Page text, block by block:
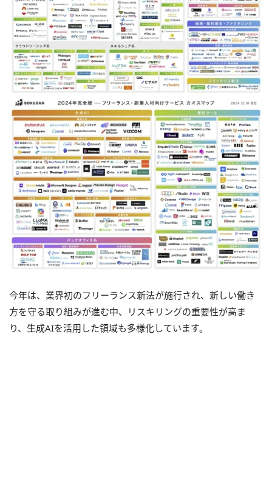
今年は、業界初のフリーランス新法が施行され、新しい働き
方を守る取り組みが進む中、リスキリングの重要性が高ま
り、生成AIを活用した領域も多様化しています。